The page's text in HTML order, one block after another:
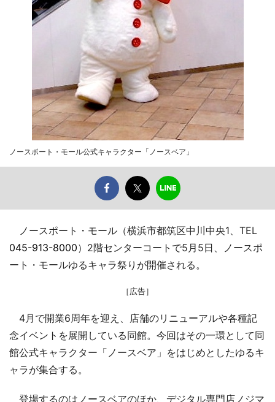
ノースポート・モール公式キャラクター「ノースベア」
ノースポート・モール（横浜市都筑区中川中央1、TEL
045-913-8000）2階センターコートで5月5日、ノースポ
ート・モールゆるキャラ祭りが開催される。
［広告］
4月で開業6周年を迎え、店舗のリニューアルや各種記
念イベントを展開している同館。今回はその一環として同
館公式キャラクター「ノースベア」をはじめとしたゆるキ
ャラが集合する。
登場するのはノースベアのほか、デジタル専門店ノジマ